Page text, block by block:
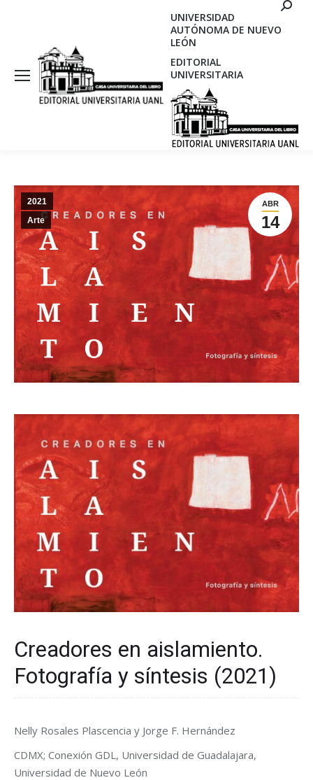
UNIVERSIDAD
AUTÓNOMA DE NUEVO
LEÓN
EDITORIAL
UNIVERSITARIA
ABR
14
2021
Arte
Creadores en aislamiento.
Fotografía y síntesis (2021)
Nelly Rosales Plascencia y Jorge F. Hernández
CDMX; Conexión GDL, Universidad de Guadalajara,
Universidad de Nuevo León